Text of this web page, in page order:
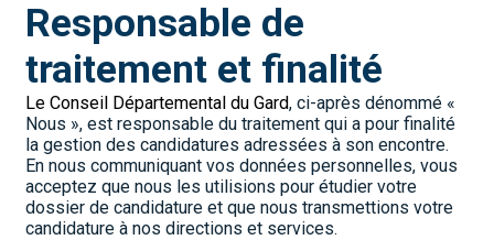
Responsable de
traitement et finalité
Le Conseil Départemental du Gard, ci-après dénommé «
Nous », est responsable du traitement qui a pour finalité
la gestion des candidatures adressées à son encontre.
En nous communiquant vos données personnelles, vous
acceptez que nous les utilisions pour étudier votre
dossier de candidature et que nous transmettions votre
candidature à nos directions et services.